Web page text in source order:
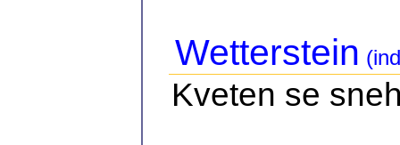
Wetterstein
Kveten se